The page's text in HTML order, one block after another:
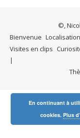
©,
Bienvenue Localisation
Visites en clips
En continuant à
cookies.Plus